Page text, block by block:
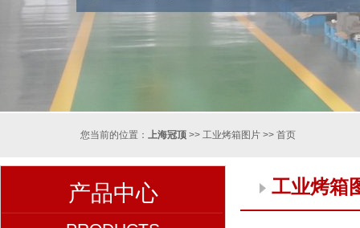
您当前的位置： 上海冠顶 >> 工业烤箱图片 >> 首页
产品中心 工业烤箱